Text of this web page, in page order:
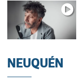
NEUQUÉN